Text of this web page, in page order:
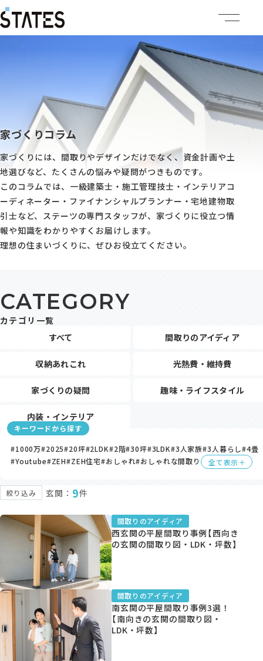
イベント情報
施工事例
建売・土地情報
企業情報
家づくりコラム
オーナーの方へ
0120-666-940
イベント予約
資料請求
オンライン相談
家づくりコラム
家づくりには、間取りやデザインだけでなく、資金計画や土
地選びなど、たくさんの悩みや疑問がつきものです。
このコラムでは、一級建築士・施工管理技士・インテリアコ
ーディネーター・ファイナンシャルプランナー・宅地建物取
引士など、ステーツの専門スタッフが、家づくりに役立つ情
報や知識をわかりやすくお届けします。
理想の住まいづくりに、ぜひお役立てください。
CATEGORY
カテゴリ一覧
すべて
間取りのアイディア
収納あれこれ 光熱費・維持費
家づくりの疑問 趣味・ライフスタイル
内装・インテリア
キーワードから探す
#1000万#2025#20坪#2LDK#2階#30坪#3LDK#3人家族#3人暮らし#4畳
#Youtube#ZEH#ZEH住宅#おしゃれ#おしゃれな間取り 全て表示＋
絞り込み 玄関： 9件
間取りのアイディア
西玄関の平屋間取り事例【西向き
の玄関の間取り図・LDK・坪数】
間取りのアイディア
南玄関の平屋間取り事例3選！
【南向きの玄関の間取り図・
LDK・坪数】